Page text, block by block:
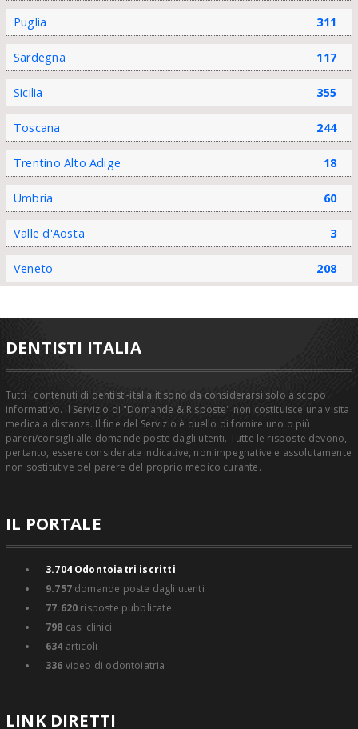
Puglia 311
Sardegna 117
Sicilia 355
Toscana 244
Trentino Alto Adige 18
Umbria 60
Valle d'Aosta 3
Veneto 208
DENTISTI ITALIA
Tutti i contenuti di dentisti-italia.it sono da considerarsi solo a scopo
informativo. Il Servizio di "Domande & Risposte" non costituisce una visita
medica a distanza. Il fine del Servizio è quello di fornire uno o più
pareri/consigli alle domande poste dagli utenti. Tutte le risposte devono,
pertanto, essere considerate indicative, non impegnative e assolutamente
non sostitutive del parere del proprio medico curante.
IL PORTALE
3.704Odontoiatri iscritti
9.757domande poste dagli utenti
77.620 risposte pubblicate
798 casi clinici
634 articoli
336 video di odontoiatria
LINK DIRETTI